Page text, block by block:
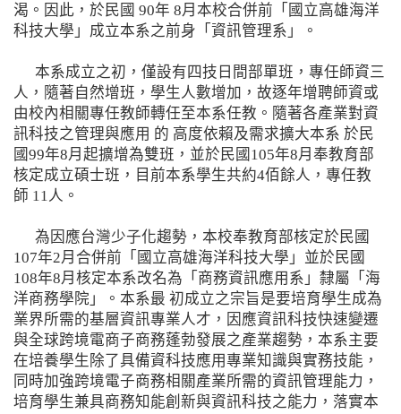
渴。因此，於民國 90年 8月本校合併前「國立高雄海洋
科技大學」成立本系之前身「資訊管理系」。
本系成立之初，僅設有四技日間部單班，專任師資三
人，隨著自然增班，學生人數增加，故逐年增聘師資或
由校內相關專任教師轉任至本系任教。隨著各產業對資
訊科技之管理與應用 的 高度依賴及需求擴大本系 於民
國99年8月起擴增為雙班，並於民國105年8月奉教育部
核定成立碩士班，目前本系學生共約4佰餘人，專任教
師 11人。
為因應台灣少子化趨勢，本校奉教育部核定於民國
107年2月合併前「國立高雄海洋科技大學」並於民國
108年8月核定本系改名為「商務資訊應用系」隸屬「海
洋商務學院」。本系最 初成立之宗旨是要培育學生成為
業界所需的基層資訊專業人才，因應資訊科技快速變遷
與全球跨境電商子商務蓬勃發展之產業趨勢，本系主要
在培養學生除了具備資科技應用專業知識與實務技能，
同時加強跨境電子商務相關產業所需的資訊管理能力，
培育學生兼具商務知能創新與資訊科技之能力，落實本